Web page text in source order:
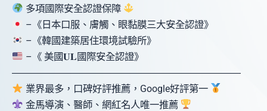
多項國際安全認證保障
–《日本口服、膚觸、眼黏膜三大安全認證》
–《韓國建築居住環境試驗所》
–《 美國𝐔𝐋國際安全認證》
󠀠󠀠󠀠󠀠󠀠󠀠󠀠󠀠󠀠―――――――――――――――――――󠀠󠀠󠀠󠀠――――󠀠󠀠󠀠―󠀠󠀠󠀠
業界最多，口碑好評推薦，Google好評第一
金馬導演、醫師、網紅名人唯一推薦